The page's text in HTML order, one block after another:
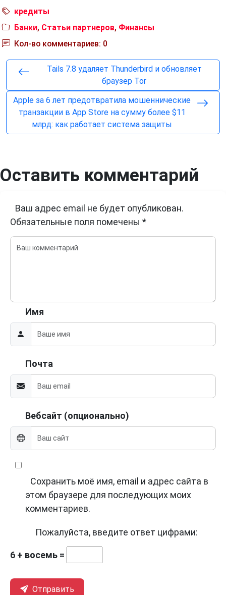
кредиты
Банки, Статьи партнеров, Финансы
Кол-во комментариев: 0
Tails 7.8 удаляет Thunderbird и обновляет
браузер Tor
Apple за 6 лет предотвратила мошеннические
транзакции в App Store на сумму более $11
млрд: как работает система защиты
Оставить комментарий
Ваш адрес email не будет опубликован.
Обязательные поля помечены *
Имя
Почта
Вебсайт (опционально)
Сохранить моё имя, email и адрес сайта в
этом браузере для последующих моих
комментариев.
Пожалуйста, введите ответ цифрами:
6 + восемь =
Отправить